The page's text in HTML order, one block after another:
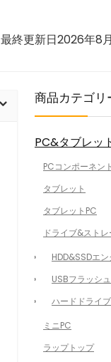
最終更新日2026年8
商品カテゴリ
PC&タブレッ
PCコンポーネント
タブレット
タブレットPC
ドライブ&ストレ
HDD&SSDエ
USBフラッシ
ハードドライ
ミニPC
ラップトップ